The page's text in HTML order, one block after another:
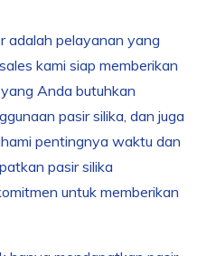
adalah pelayanan yang
kami siap memberikan
Anda butuhkan
pasir silika, dan juga
pentingnya waktu dan
pasir silika
untuk memberikan